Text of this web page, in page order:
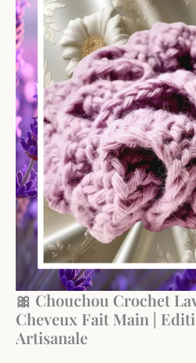
🎀 Chouchou Crochet
Cheveux Fait Main |
Artisanale